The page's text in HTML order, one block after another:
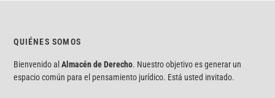
QUIÉNES SOMOS
Bienvenido alAlmacén de Derecho. Nuestro objetivo es generar un
espacio común para el pensamiento jurídico. Está usted invitado.